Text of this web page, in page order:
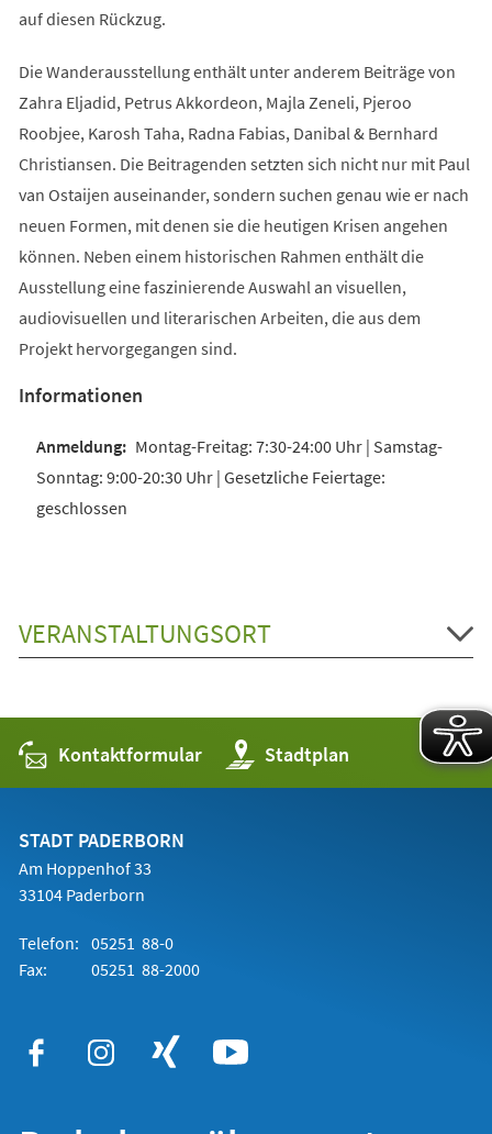
auf diesen Rückzug.
Die Wanderausstellung enthält unter anderem Beiträge von
Zahra Eljadid, Petrus Akkordeon, Majla Zeneli, Pjeroo
Roobjee, Karosh Taha, Radna Fabias, Danibal & Bernhard
Christiansen. Die Beitragenden setzten sich nicht nur mit Paul
van Ostaijen auseinander, sondern suchen genau wie er nach
neuen Formen, mit denen sie die heutigen Krisen angehen
können. Neben einem historischen Rahmen enthält die
Ausstellung eine faszinierende Auswahl an visuellen,
audiovisuellen und literarischen Arbeiten, die aus dem
Projekt hervorgegangen sind.
Informationen
Montag-Freitag: 7:30-24:00 Uhr | Samstag-
Sonntag: 9:00-20:30 Uhr | Gesetzliche Feiertage:
geschlossen
VERANSTALTUNGSORT
Kontaktformular Stadtplan
(Öffnet
in
einem
STADT PADERBORN
Am Hoppenhof 33
33104 Paderborn
Telefon: 05251 88-0
Fax:
05251 88-2000